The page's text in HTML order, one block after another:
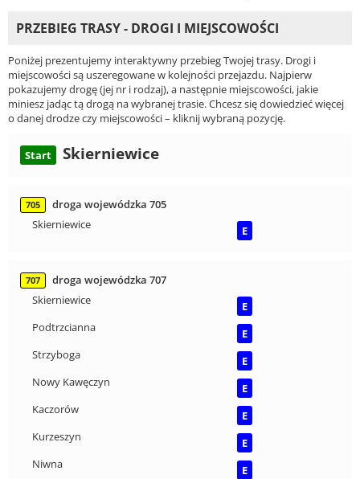
PRZEBIEG TRASY - DROGI I MIEJSCOWOŚCI
Poniżej prezentujemy interaktywny przebieg Twojej trasy. Drogi i
miejscowości są uszeregowane w kolejności przejazdu. Najpierw
pokazujemy drogę (jej nr i rodzaj), a następnie miejscowości, jakie
miniesz jadąc tą drogą na wybranej trasie. Chcesz się dowiedzieć więcej
o danej drodze czy miejscowości – kliknij wybraną pozycję.
Start Skierniewice
705
droga wojewódzka 705
Skierniewice
E
707
droga wojewódzka 707
Skierniewice
E
Podtrzcianna
E
Strzyboga
E
Nowy Kawęczyn
E
Kaczorów
E
Kurzeszyn
E
Niwna
E